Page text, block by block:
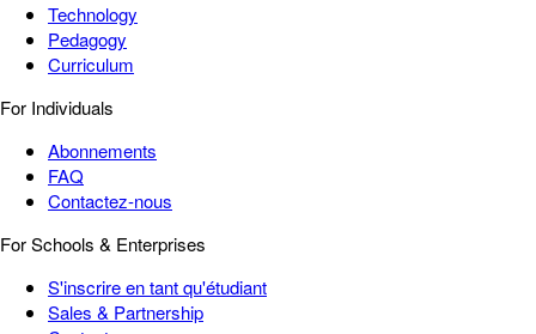
Technology
Pedagogy
Curriculum
For Individuals
Abonnements
FAQ
Contactez-nous
For Schools & Enterprises
S'inscrire en tant qu'étudiant
Sales & Partnership